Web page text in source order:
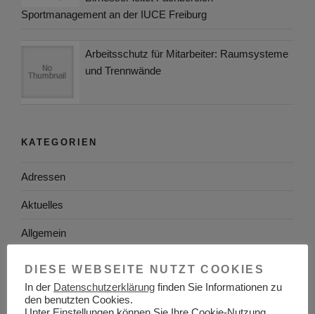
Sportmanagement an der IUCE Freiburg
Arbeitsschutz für Mitarbeiter: Raumsysteme
und Trennwände
KATEGORIEN
Adressen
Aktuelles
Allgemein
Arbeitsplatzsuche
DIESE WEBSEITE NUTZT COOKIES
In der Datenschutzerklärung finden Sie Informationen zu
den benutzten Cookies.